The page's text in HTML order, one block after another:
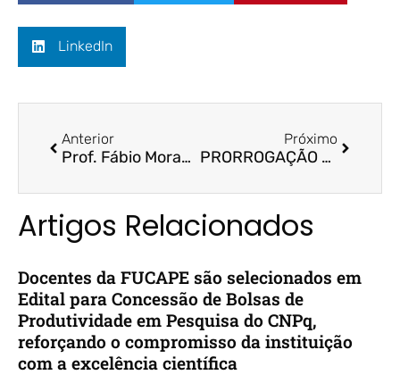
LinkedIn
Anterior
Prof. Fábio Moraes participa do Summit 2019 do Accounting for Sustainability Project, em Londres
Próximo
PRORROGAÇÃO – EDITAL Nº 01/2020 | Bolsas de estudo para Mestrado Profissional e Acadêmico
Artigos Relacionados
Docentes da FUCAPE são selecionados em
Edital para Concessão de Bolsas de
Produtividade em Pesquisa do CNPq,
reforçando o compromisso da instituição
com a excelência científica